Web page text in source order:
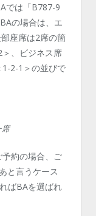
では「B787-9
の場合は、エ
座席は2席の箇
、ビジネス席
2-1＞の並びで
席
約の場合、ご
と言うケース
ばBAを選ばれ